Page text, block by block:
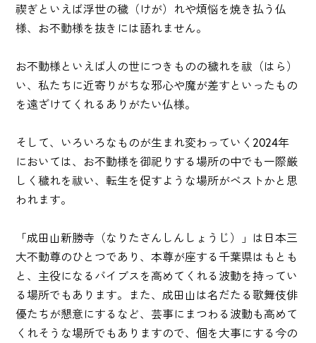
禊ぎといえば浮世の穢（けが）れや煩悩を焼き払う仏
様、お不動様を抜きには語れません。
お不動様といえば人の世につきものの穢れを祓（はら）
い、私たちに近寄りがちな邪心や魔が差すといったもの
を遠ざけてくれるありがたい仏様。
そして、いろいろなものが生まれ変わっていく2024年
においては、お不動様を御祀りする場所の中でも一際厳
しく穢れを祓い、転生を促すような場所がベストかと思
われます。
「成田山新勝寺（なりたさんしんしょうじ）」は日本三
大不動尊のひとつであり、本尊が座する千葉県はもとも
と、主役になるバイブスを高めてくれる波動を持ってい
る場所でもあります。また、成田山は名だたる歌舞伎俳
優たちが懇意にするなど、芸事にまつわる波動も高めて
くれそうな場所でもありますので、個を大事にする今の